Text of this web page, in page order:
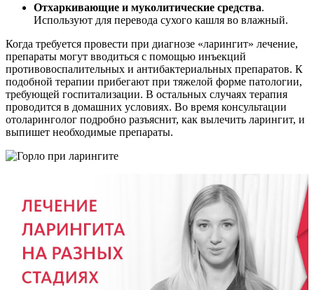
Отхаркивающие и муколитические средства.
Используют для перевода сухого кашля во влажный.
Когда требуется провести при диагнозе «ларингит» лечение,
препараты могут вводиться с помощью инъекций
противовоспалительных и антибактериальных препаратов. К
подобной терапии прибегают при тяжелой форме патологии,
требующей госпитализации. В остальных случаях терапия
проводится в домашних условиях. Во время консультации
отоларинголог подробно разъяснит, как вылечить ларингит, и
выпишет необходимые препараты.